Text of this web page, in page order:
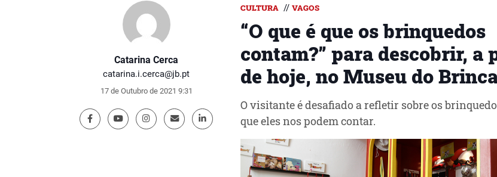
Catarina Cerca
catarina.i.cerca@jb.pt
17 de Outubro de 2021 9:31
CULTURA // VAGOS
“O que é que os brinquedos
contam?” para descobrir, a
de hoje, no Museu do
O visitante é desafiado a refletir sobre os
que eles nos podem contar.